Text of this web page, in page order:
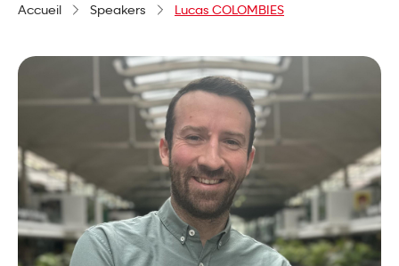
Accueil Speakers Lucas COLOMBIES